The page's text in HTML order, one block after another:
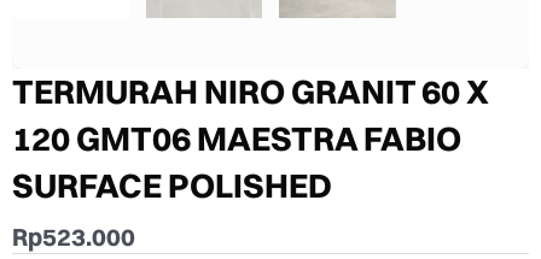
TERMURAH NIRO GRANIT 60 X
120 GMT06 MAESTRA FABIO
SURFACE POLISHED
Rp523.000